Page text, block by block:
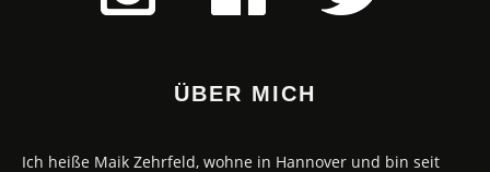
ÜBER MICH
Ich heiße Maik Zehrfeld, wohne in Hannover und bin seit